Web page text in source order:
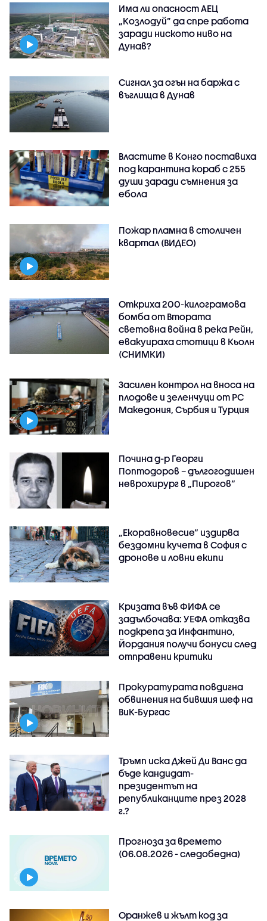
Има ли опасност АЕЦ
„Козлодуй” да спре работа
заради ниското ниво на
Дунав?
Сигнал за огън на баржа с
въглища в Дунав
Властите в Конго поставиха
под карантина кораб с 255
души заради съмнения за
ебола
Пожар пламна в столичен
квартал (ВИДЕО)
Откриха 200-килограмова
бомба от Втората
световна война в река Рейн,
евакуираха стотици в Кьолн
(СНИМКИ)
Засилен контрол на вноса на
плодове и зеленчуци от РС
Македония, Сърбия и Турция
Почина д-р Георги
Поптодоров – дългогодишен
неврохирург в „Пирогов“
„Екоравновесие“ издирва
бездомни кучета в София с
дронове и ловни екипи
Кризата във ФИФА се
задълбочава: УЕФА отказва
подкрепа за Инфантино,
Йордания получи бонуси след
отправени критики
Прокуратурата повдигна
обвинения на бившия шеф на
ВиК-Бургас
Тръмп иска Джей Ди Ванс да
бъде кандидат-
президентът на
републиканците през 2028
г.?
Прогноза за времето
(06.08.2026 - следобедна)
Оранжев и жълт код за